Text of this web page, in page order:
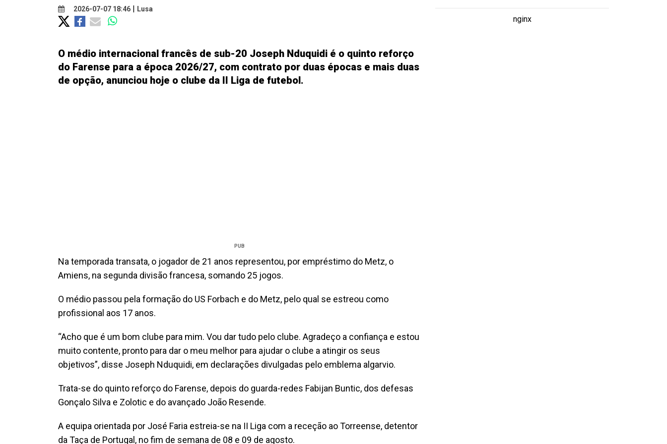
2026-07-07 18:46 | Lusa
O médio internacional francês de sub-20 Joseph Nduquidi é o quinto reforço
do Farense para a época 2026/27, com contrato por duas épocas e mais duas
de opção, anunciou hoje o clube da II Liga de futebol.
PUB
Na temporada transata, o jogador de 21 anos representou, por empréstimo do Metz, o
Amiens, na segunda divisão francesa, somando 25 jogos.
O médio passou pela formação do US Forbach e do Metz, pelo qual se estreou como
profissional aos 17 anos.
“Acho que é um bom clube para mim. Vou dar tudo pelo clube. Agradeço a confiança e estou
muito contente, pronto para dar o meu melhor para ajudar o clube a atingir os seus
objetivos”, disse Joseph Nduquidi, em declarações divulgadas pelo emblema algarvio.
Trata-se do quinto reforço do Farense, depois do guarda-redes Fabijan Buntic, dos defesas
Gonçalo Silva e Zolotic e do avançado João Resende.
A equipa orientada por José Faria estreia-se na II Liga com a receção ao Torreense, detentor
da Taça de Portugal, no fim de semana de 08 e 09 de agosto.
nginx